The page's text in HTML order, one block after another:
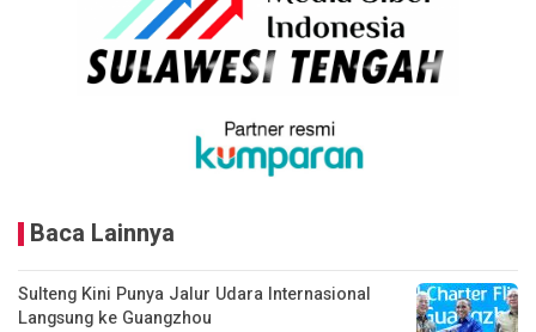
Baca Lainnya
Sulteng Kini Punya Jalur Udara Internasional
Langsung ke Guangzhou